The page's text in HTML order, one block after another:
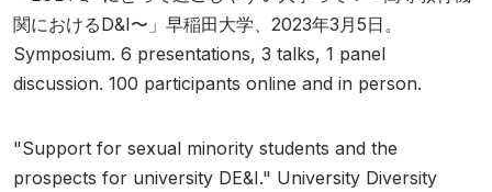
関におけるD&I〜」早稲田大学、2023年3月5日。
Symposium. 6 presentations, 3 talks, 1 panel
discussion. 100 participants online and in person.
"Support for sexual minority students and the
prospects for university DE&I." University Diversity